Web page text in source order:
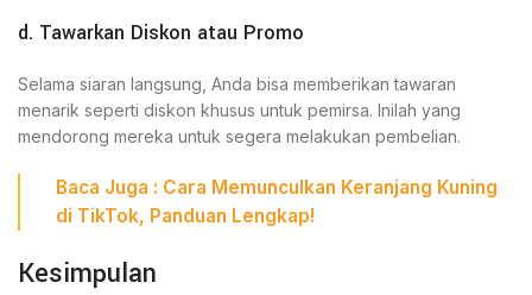
d. Tawarkan Diskon atau Promo
Selama siaran langsung, Anda bisa memberikan tawaran
menarik seperti diskon khusus untuk pemirsa. Inilah yang
mendorong mereka untuk segera melakukan pembelian.
Baca Juga : Cara Memunculkan Keranjang Kuning
di TikTok, Panduan Lengkap!
Kesimpulan